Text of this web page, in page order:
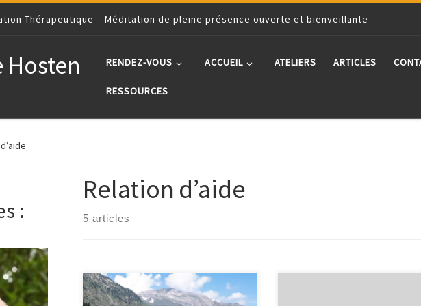
Thérapeutique Méditation de pleine présence ouverte et bienveillante
RENDEZ-VOUS ACCUEIL ATELIERS ARTICLES
RESSOURCES
Relation d’aide
5 articles
Notre système nerveux a la capacité
: